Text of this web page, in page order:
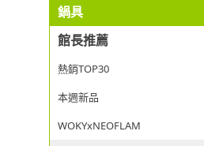
鍋具
館長推薦
熱銷TOP30
本週新品
WOKYxNEOFLAM